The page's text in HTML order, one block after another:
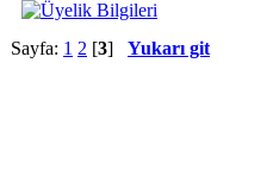
Sayfa: 1 2 [3] Yukarı git